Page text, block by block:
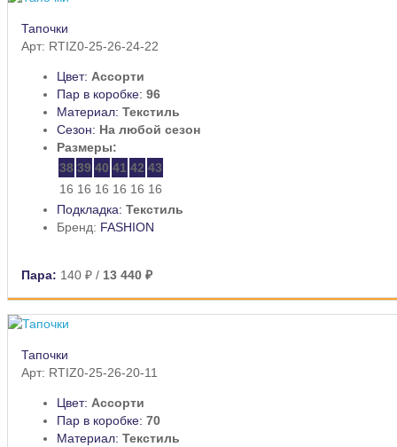
Тапочки
Арт: RTIZ0-25-26-24-22
Цвет: Ассорти
Пар в коробке: 96
Материал: Текстиль
Сезон: На любой сезон
Размеры:
38 39 40 41 42 43
16 16 16 16 16 16
Подкладка: Текстиль
Бренд: FASHION
Пара: 140 ₽ / 13 440 ₽
Тапочки
Арт: RTIZ0-25-26-20-11
Цвет: Ассорти
Пар в коробке: 70
Материал: Текстиль